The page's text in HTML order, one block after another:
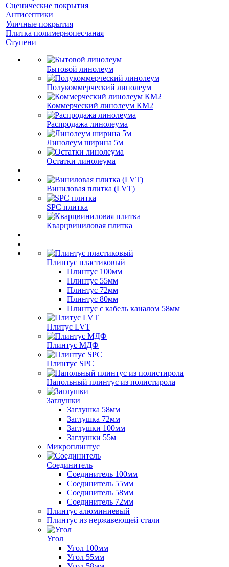
Сценические покрытия
Антисептики
Уличные покрытия
Плитка полимернопесчаная
Ступени
Бытовой линолеум
Полукоммерческий линолеум
Коммерческий линолеум КМ2
Распродажа линолеума
Линолеум ширина 5м
Остатки линолеума
Виниловая плитка (LVT)
SPC плитка
Кварцвиниловая плитка
Плинтус пластиковый
Плинтус 100мм
Плинтус 55мм
Плинтус 72мм
Плинтус 80мм
Плинтус с кабель каналом 58мм
Плитус LVT
Плинтус МДФ
Плинтус SPC
Напольный плинтус из полистирола
Заглушки
Заглушка 58мм
Заглушка 72мм
Заглушки 100мм
Заглушки 55м
Микроплинтус
Соединитель
Соединитель 100мм
Соединитель 55мм
Соединитель 58мм
Соединитель 72мм
Плинтус алюминиевый
Плинтус из нержавеющей стали
Угол
Угол 100мм
Угол 55мм